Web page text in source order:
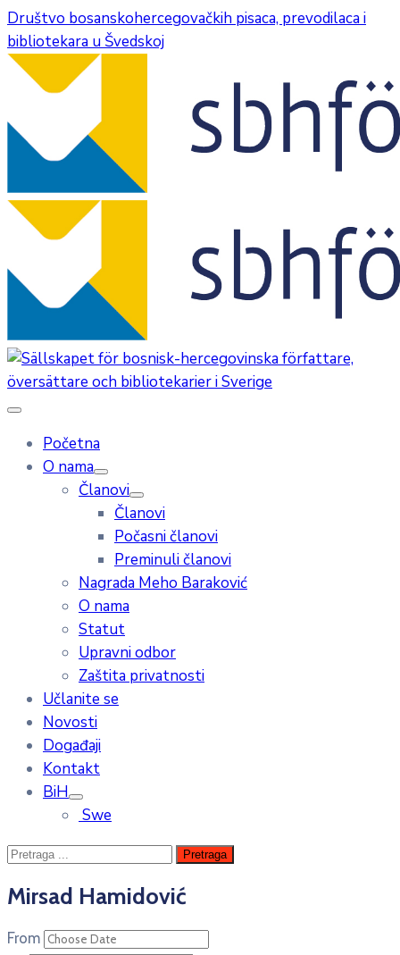
Društvo bosanskohercegovačkih pisaca, prevodilaca i
bibliotekara u Švedskoj
Početna
O nama
Članovi
Članovi
Počasni članovi
Preminuli članovi
Nagrada Meho Baraković
O nama
Statut
Upravni odbor
Zaštita privatnosti
Učlanite se
Novosti
Događaji
Kontakt
BiH
Swe
Mirsad Hamidović
From